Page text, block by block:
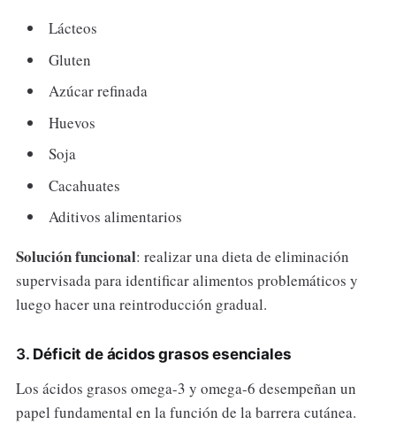
Lácteos
Gluten
Azúcar refinada
Huevos
Soja
Cacahuates
Aditivos alimentarios
Solución funcional: realizar una dieta de eliminación
supervisada para identificar alimentos problemáticos y
luego hacer una reintroducción gradual.
3. Déficit de ácidos grasos esenciales
Los ácidos grasos omega-3 y omega-6 desempeñan un
papel fundamental en la función de la barrera cutánea.